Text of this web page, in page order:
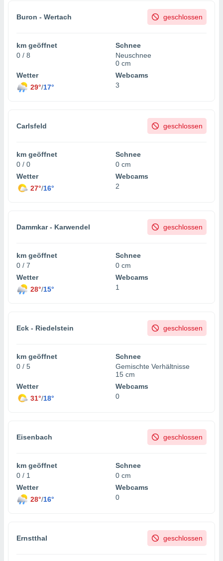
Buron - Wertach geschlossen
km geöffnet
0 / 8
Schnee
Neuschnee
0 cm
Wetter
29°/17°
Webcams
3
Carlsfeld geschlossen
km geöffnet
0 / 0
Schnee
0 cm
Wetter
27°/16°
Webcams
2
Dammkar - Karwendel geschlossen
km geöffnet
0 / 7
Schnee
0 cm
Wetter
28°/15°
Webcams
1
Eck - Riedelstein geschlossen
km geöffnet
0 / 5
Schnee
Gemischte Verhältnisse
15 cm
Wetter
31°/18°
Webcams
0
Eisenbach geschlossen
km geöffnet
0 / 1
Schnee
0 cm
Wetter
28°/16°
Webcams
0
Ernstthal geschlossen